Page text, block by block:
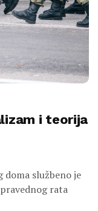
i teorija
doma službeno je
rata